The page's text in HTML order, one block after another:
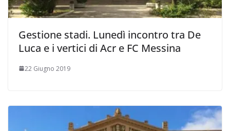
Gestione stadi. Lunedì incontro tra De
Luca e i vertici di Acr e FC Messina
22 Giugno 2019